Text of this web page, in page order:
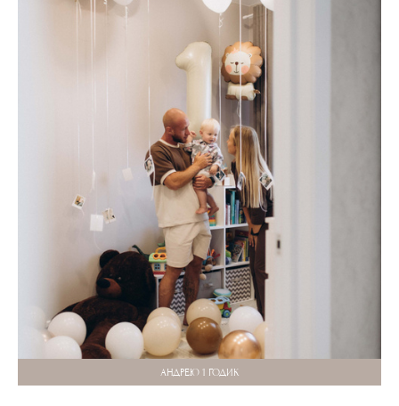
АНДРЕЮ 1 ГОДИК